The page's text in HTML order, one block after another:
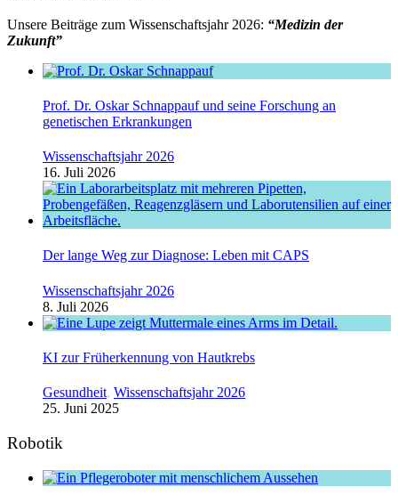
Unsere Beiträge zum Wissenschaftsjahr 2026: “Medizin der
Zukunft”
Prof. Dr. Oskar Schnappauf und seine Forschung an
genetischen Erkrankungen
Wissenschaftsjahr 2026
16. Juli 2026
Der lange Weg zur Diagnose: Leben mit CAPS
Wissenschaftsjahr 2026
8. Juli 2026
KI zur Früherkennung von Hautkrebs
Gesundheit, Wissenschaftsjahr 2026
25. Juni 2025
Robotik